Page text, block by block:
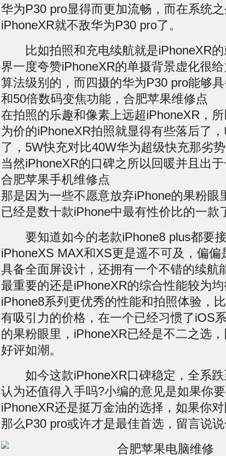
华为P30 pro显得而更加流畅，而在系统
iPhoneXR就不敌华为P30 pro了。
比如拍照和充电续航就是iPhoneXR的
界一度夸赞iPhoneXR的单摄背景虚化很
算法级别的，而四摄的华为P30 pro能够
和50倍数码变焦功能，合肥苹果维修点
在拍照的乐趣和像素上远超iPhoneXR，
为价的iPhoneXR拍照就显得有些落后了
了，5W快充对比40W华为超级快充那劣
当然iPhoneXR的口碑之所以回暖并且出
合肥苹果手机维修点
那是因为一些不愿意放弃iPhone的果粉眼
已经是数十款iPhone中最有性价比的一款
要知道如今的老款iPhone8 plus都要
iPhoneXS MAX和XS更是遥不可及，偏偏
具备全面屏设计，还拥有一个不错的续航
最重要的还是iPhoneXR的综合性能较为
iPhone8系列更优秀的性能和拍照体验，
有吸引力的价格，在一个已经习惯了iOS
的果粉眼里，iPhoneXR已经是不二之选
好评如潮。
如今这款iPhoneXR口碑稳定，全系跌
认为还值得入手吗?小编的意见是如果你
iPhoneXR还是挺万金油的选择，如果你
那么P30 pro或许才是最佳首选，留言说